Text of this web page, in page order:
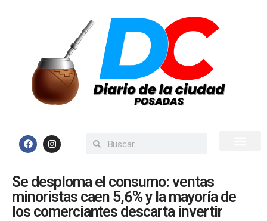
Se desploma el consumo: ventas
minoristas caen 5,6% y la mayoría de
los comerciantes descarta invertir